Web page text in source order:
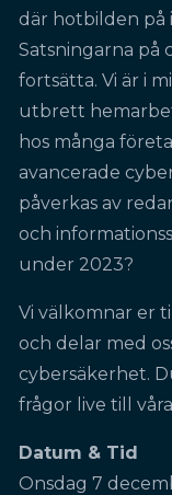
där hotbilden på
Satsningarna på
fortsätta. Vi är i
utbrett
hos många
avancerade
påverkas av
och
under 2023?
Vi välkomnar er
och delar med
cybersäkerhet.
frågor live till
Datum & Tid
Onsdag 7